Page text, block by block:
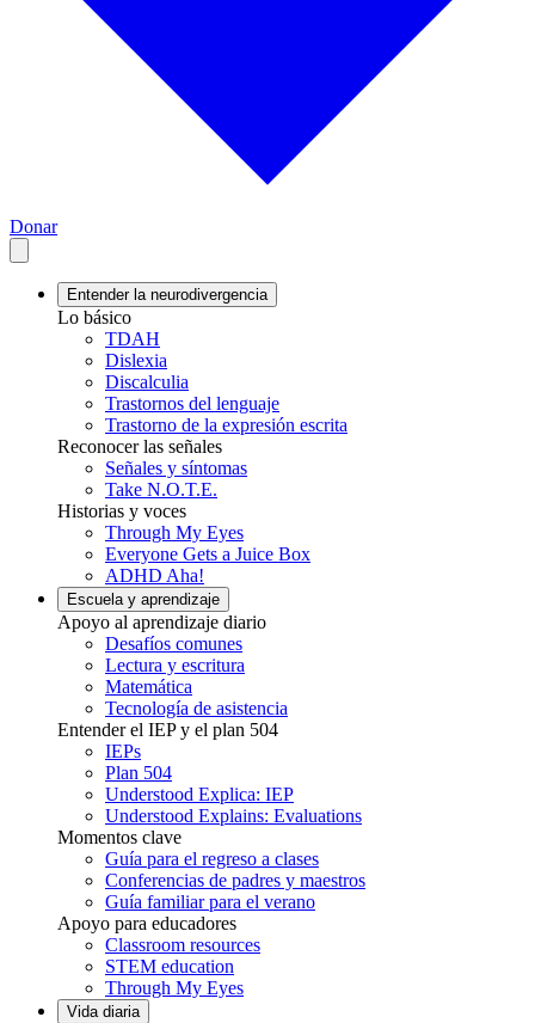
Donar
Entender la neurodivergencia
Lo básico
TDAH
Dislexia
Discalculia
Trastornos del lenguaje
Trastorno de la expresión escrita
Reconocer las señales
Señales y síntomas
Take N.O.T.E.
Historias y voces
Through My Eyes
Everyone Gets a Juice Box
ADHD Aha!
Escuela y aprendizaje
Apoyo al aprendizaje diario
Desafíos comunes
Lectura y escritura
Matemática
Tecnología de asistencia
Entender el IEP y el plan 504
IEPs
Plan 504
Understood Explica: IEP
Understood Explains: Evaluations
Momentos clave
Guía para el regreso a clases
Conferencias de padres y maestros
Guía familiar para el verano
Apoyo para educadores
Classroom resources
STEM education
Through My Eyes
Vida diaria